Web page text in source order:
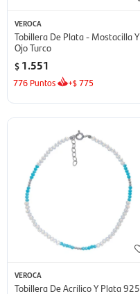
VEROCA
Tobillera De Plata - Mostacilla Y
Ojo Turco
$ 1.551
776 Puntos +$775
VEROCA
Tobillera De Acrílico Y Plata 925